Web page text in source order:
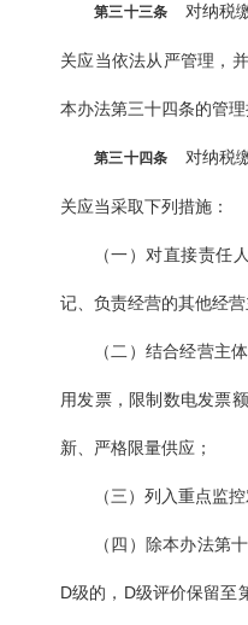
第三十三条 对纳税
关应当依法从严管理，
本办法第三十四条的管理
第三十四条 对纳税
关应当采取下列措施：
（一）对直接责任
记、负责经营的其他经营
（二）结合经营主
用发票，限制数电发票
新、严格限量供应；
（三）列入重点监
（四）除本办法第
D级的，D级评价保留至